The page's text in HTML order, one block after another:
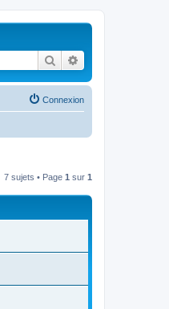
Rechercher
Connexion
7 sujets • Page 1 sur 1